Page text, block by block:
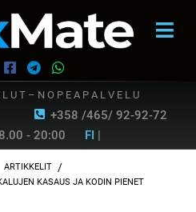
+358 /465/ 92-92-72
U T – N O P E A P A L V E L U
- 20:00 FI |
ARTIKKELIT /
KASAUS JA KODIN PIENET